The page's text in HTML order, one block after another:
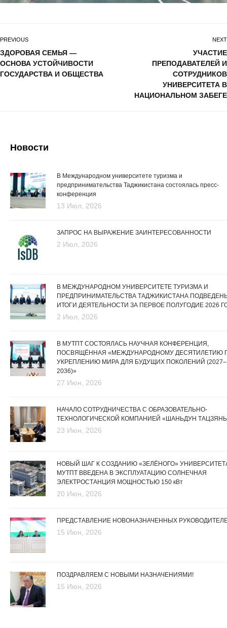
PREVIOUS
ЗДОРОВАЯ СЕМЬЯ —
ОСНОВА УСТОЙЧИВОСТИ
ГОСУДАРСТВА И ОБЩЕСТВА
NEXT
УЧАСТИЕ
ПРЕПОДАВАТЕЛЕЙ И
СОТРУДНИКОВ
УНИВЕРСИТЕТА В
НАЦИОНАЛЬНОМ ЗАБЕГЕ
Новости
В Международном университете туризма и
предпринимательства Таджикистана состоялась пресс-
конференция
13 Июл, 2026
ЗАПРОС НА ВЫРАЖЕНИЕ ЗАИНТЕРЕСОВАННОСТИ
2 Июл, 2026
В МЕЖДУНАРОДНОМ УНИВЕРСИТЕТЕ ТУРИЗМА И
ПРЕДПРИНИМАТЕЛЬСТВА ТАДЖИКИСТАНА
ИТОГИ ДЕЯТЕЛЬНОСТИ ЗА ПЕРВОЕ ПОЛУГОДИЕ 2026
2 Июл, 2026
В МУТПТ СОСТОЯЛАСЬ НАУЧНАЯ КОНФЕРЕНЦИЯ,
ПОСВЯЩЁННАЯ «МЕЖДУНАРОДНОМУ ДЕСЯТИЛЕТИЮ
УКРЕПЛЕНИЮ МИРА ДЛЯ БУДУЩИХ ПОКОЛЕНИЙ (2027–
2036)»
27 Июн, 2026
НАЧАЛО СОТРУДНИЧЕСТВА С ОБРАЗОВАТЕЛЬНО-
ТЕХНОЛОГИЧЕСКОЙ КОМПАНИЕЙ «ШАНЬДУН
23 Июн, 2026
НОВЫЙ ШАГ К СОЗДАНИЮ «ЗЕЛЁНОГО»
МУТПТ ВВЕДЕНА В ЭКСПЛУАТАЦИЮ СОЛНЕЧНАЯ
ЭЛЕКТРОСТАНЦИЯ МОЩНОСТЬЮ 150 кВт
20 Июн, 2026
ПРЕДСТАВЛЕНИЕ НОВОНАЗНАЧЕННЫХ
15 Июн, 2026
ПОЗДРАВЛЯЕМ С НОВЫМИ НАЗНАЧЕНИЯМИ!
15 Июн, 2026